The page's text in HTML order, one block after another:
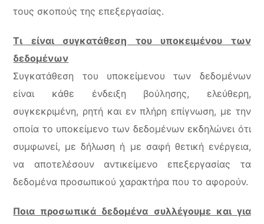
τους σκοπούς της επεξεργασίας.
Τι είναι συγκατάθεση του υποκειμένου των
δεδομένων
Συγκατάθεση του υποκείμενου των δεδομένων
είναι κάθε ένδειξη βούλησης, ελεύθερη,
συγκεκριμένη, ρητή και εν πλήρη επίγνωση, με την
οποία το υποκείμενο των δεδομένων εκδηλώνει ότι
συμφωνεί, με δήλωση ή με σαφή θετική ενέργεια,
να αποτελέσουν αντικείμενο επεξεργασίας τα
δεδομένα προσωπικού χαρακτήρα που το αφορούν.
Ποια προσωπικά δεδομένα συλλέγουμε και για